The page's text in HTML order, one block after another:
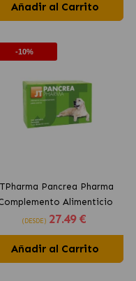
Añadir al Carrito
-10%
Pancrea Pharma
Alimenticio
para Perros y Gatos en
Comprimidos
(DESDE) 27.49 €
Añadir al Carrito